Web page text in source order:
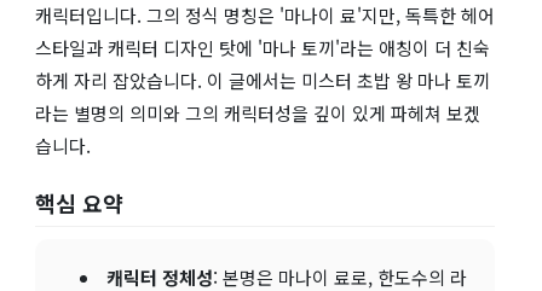
캐릭터입니다. 그의 정식 명칭은 '마나이 료'지만, 독특한 헤어
스타일과 캐릭터 디자인 탓에 '마나 토끼'라는 애칭이 더 친숙
하게 자리 잡았습니다. 이 글에서는 미스터 초밥 왕 마나 토끼
라는 별명의 의미와 그의 캐릭터성을 깊이 있게 파헤쳐 보겠
습니다.
핵심 요약
캐릭터 정체성: 본명은 마나이 료로, 한도수의 라